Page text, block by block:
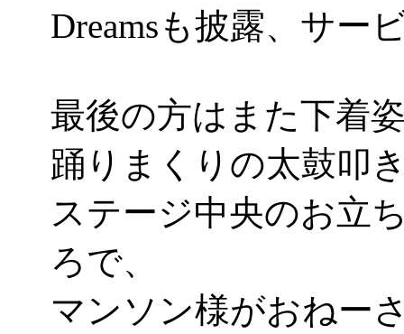
Dreamsも披露、サー
最後の方はまた下着
踊りまくりの太鼓叩
ステージ中央のお立
ろで、
マンソン様がおねー